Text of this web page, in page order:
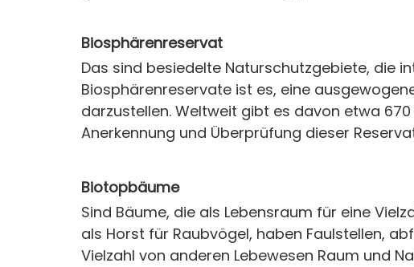
Biosphärenreservat
Das sind besiedelte Naturschutzgebiete, die
Biosphärenreservate ist es, eine
darzustellen. Weltweit gibt es davon etwa
Anerkennung und Überprüfung dieser
Biotopbäume
Sind Bäume, die als Lebensraum für eine
als Horst für Raubvögel, haben Faulstellen,
Vielzahl von anderen Lebewesen Raum und